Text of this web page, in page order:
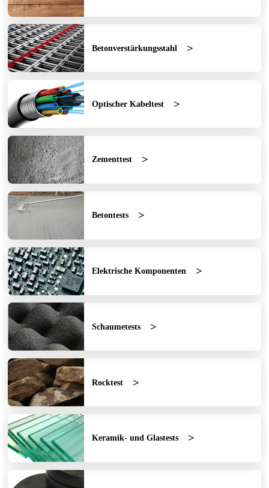
Betonverstärkungsstahl
Optischer Kabeltest
Zementtest
Betontests
Elektrische Komponenten
Schaumetests
Rocktest
Keramik- und Glastests